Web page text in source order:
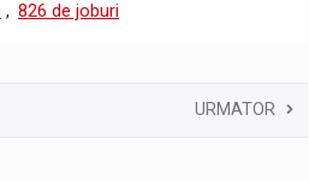
, 826 de joburi
URMATOR